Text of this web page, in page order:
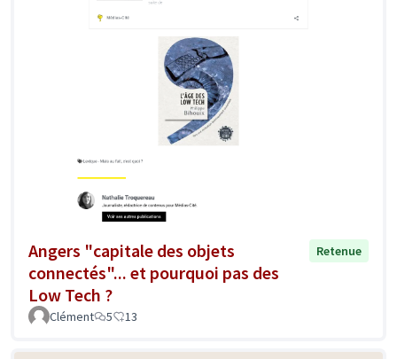
Angers "capitale des objets
connectés"... et pourquoi pas des
Low Tech ?
Retenue
Clément 5 13